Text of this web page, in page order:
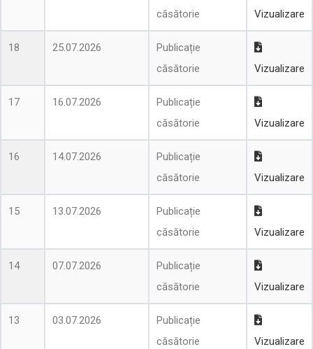
căsătorie
Vizualizare
18 25.07.2026
Publicație
căsătorie
Vizualizare
17 16.07.2026
Publicație
căsătorie
Vizualizare
16 14.07.2026
Publicație
căsătorie
Vizualizare
15 13.07.2026
Publicație
căsătorie
Vizualizare
14 07.07.2026
Publicație
căsătorie
Vizualizare
13 03.07.2026
Publicație
căsătorie
Vizualizare